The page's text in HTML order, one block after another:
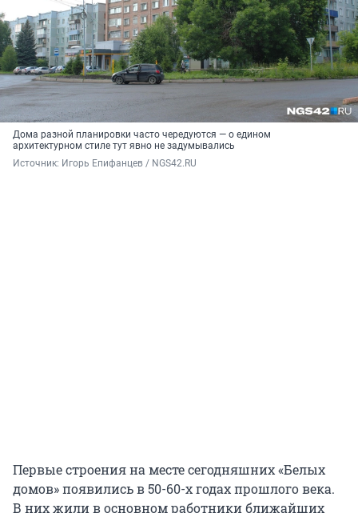
Дома разной планировки часто чередуются — о едином
архитектурном стиле тут явно не задумывались
Источник: Игорь Епифанцев / NGS42.RU
Первые строения на месте сегодняшних «Белых
домов» появились в 50-60-х годах прошлого века.
В них жили в основном работники ближайших